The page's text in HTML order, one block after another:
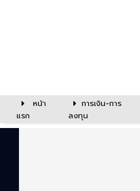
หน้า
แรก
การเงิน-การ
ลงทุน